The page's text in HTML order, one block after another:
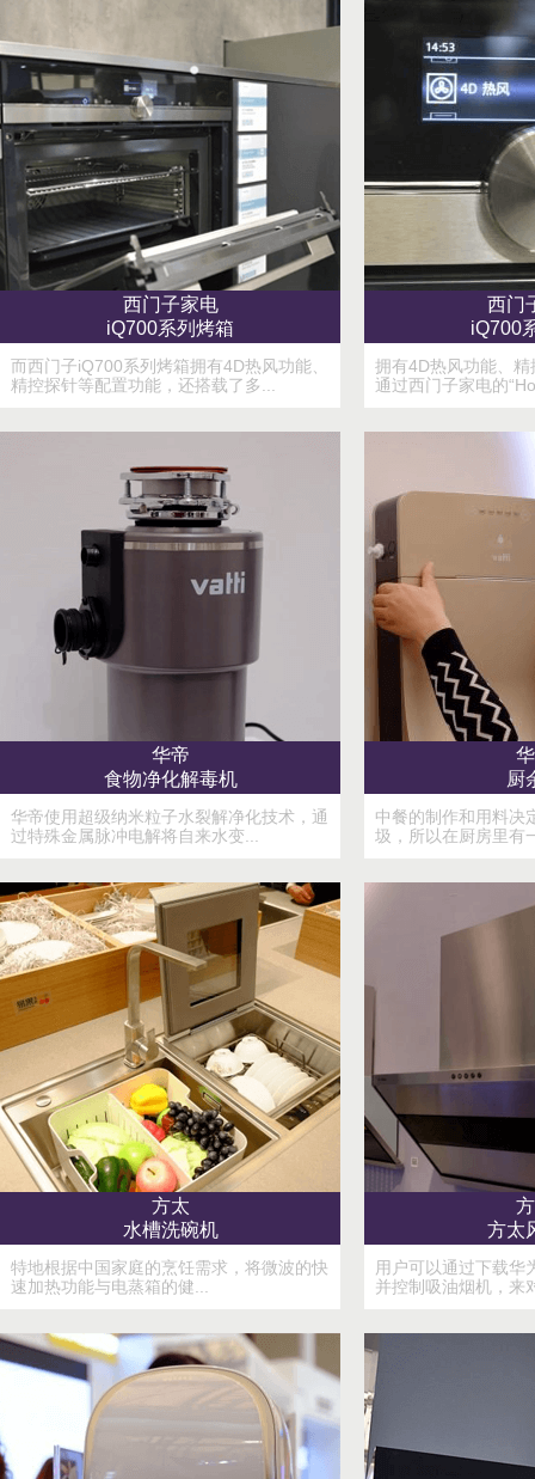
西门子家电
iQ700系列烤箱
而西门子iQ700系列烤箱拥有4D热风功能、
精控探针等配置功能，还搭载了多...
西门
iQ700
拥有4D热风功能、
通过西门子家电的
华帝
食物净化解毒机
华帝使用超级纳米粒子水裂解净化技术，通
过特殊金属脉冲电解将自来水变...
厨
中餐的制作和用料决
圾，所以在厨房里有
方太
水槽洗碗机
特地根据中国家庭的烹饪需求，将微波的快
速加热功能与电蒸箱的健...
方太
用户可以通过下载华
并控制吸油烟机，来